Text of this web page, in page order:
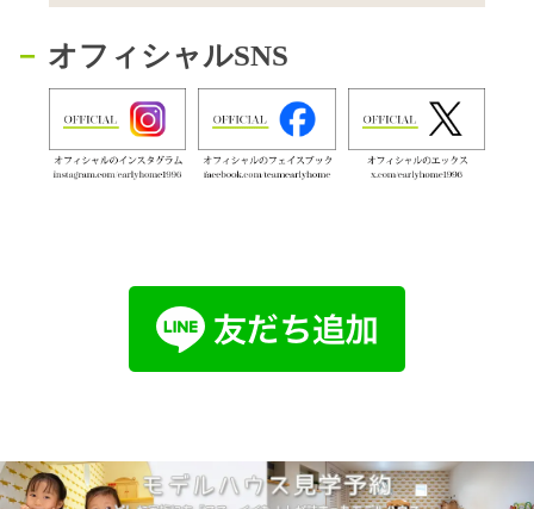
オフィシャルSNS